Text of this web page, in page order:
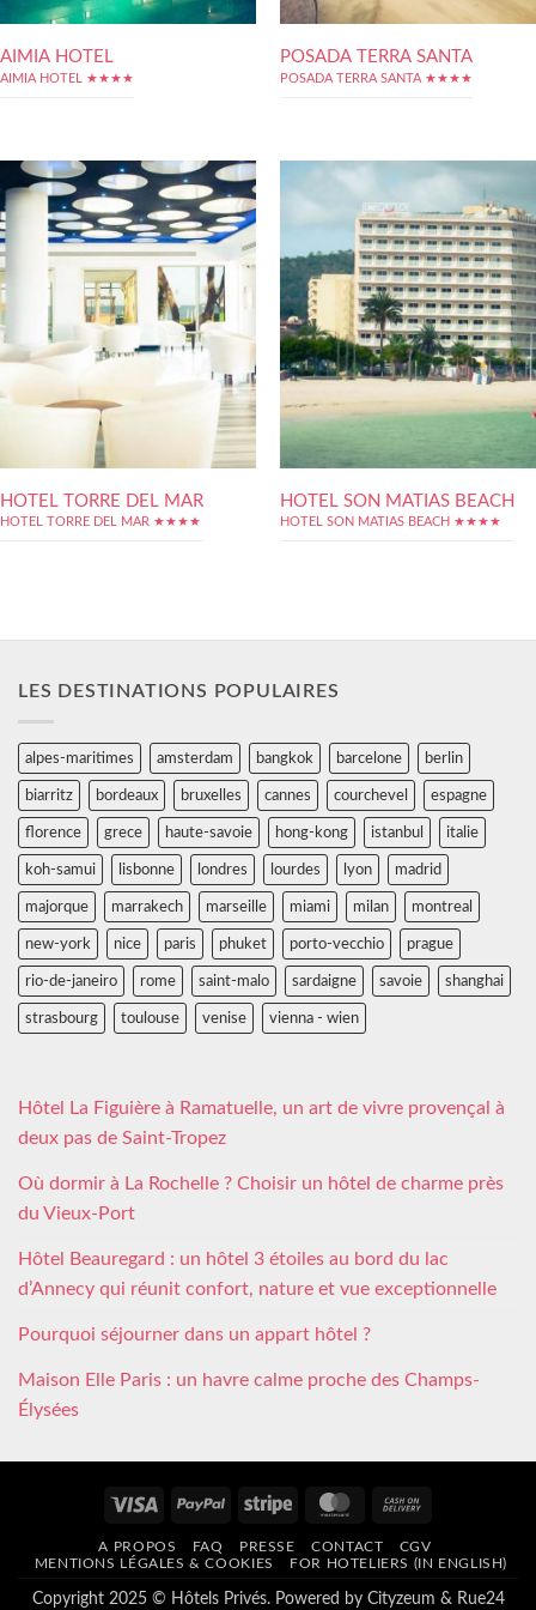
AIMIA HOTEL
AIMIA HOTEL ★★★★
POSADA TERRA SANTA
POSADA TERRA SANTA ★★★★
HOTEL TORRE DEL MAR
HOTEL TORRE DEL MAR ★★★★
HOTEL SON MATIAS BEACH
HOTEL SON MATIAS BEACH ★★★★
LES DESTINATIONS POPULAIRES
alpes-maritimes amsterdam bangkok barcelone berlin
biarritz bordeaux bruxelles cannes courchevel espagne
florence grece haute-savoie hong-kong istanbul italie
koh-samui lisbonne londres lourdes lyon madrid
majorque marrakech marseille miami milan montreal
new-york nice paris phuket porto-vecchio prague
rio-de-janeiro rome saint-malo sardaigne savoie shanghai
strasbourg toulouse venise vienna - wien
Hôtel La Figuière à Ramatuelle, un art de vivre provençal à
deux pas de Saint-Tropez
Où dormir à La Rochelle ? Choisir un hôtel de charme près
du Vieux-Port
Hôtel Beauregard : un hôtel 3 étoiles au bord du lac
d’Annecy qui réunit confort, nature et vue exceptionnelle
Pourquoi séjourner dans un appart hôtel ?
Maison Elle Paris : un havre calme proche des Champs-
Élysées
Visa PayPal Stripe MasterCard
Delivery
A PROPOS FAQ PRESSE CONTACT
CGV
MENTIONS LÉGALES & COOKIES
FOR HOTELIERS (IN ENGLISH)
Copyright 2025 © Hôtels Privés. Powered by Cityzeum & Rue24